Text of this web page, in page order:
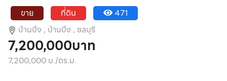
ขาย ที่ดิน
471
บ้านบึง , บ้านบึง , ชลบุรี
7,200,000บาท
7,200,000 บ./ตร.ม.